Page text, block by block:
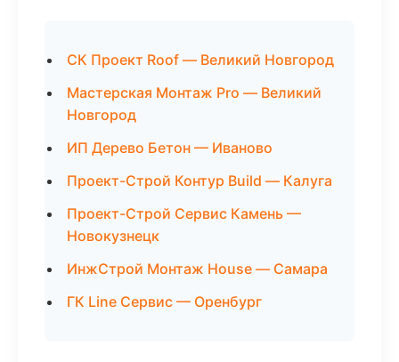
СК Проект Roof — Великий Новгород
Мастерская Монтаж Pro — Великий
Новгород
ИП Дерево Бетон — Иваново
Проект-Строй Контур Build — Калуга
Проект-Строй Сервис Камень —
Новокузнецк
ИнжСтрой Монтаж House — Самара
ГК Line Сервис — Оренбург